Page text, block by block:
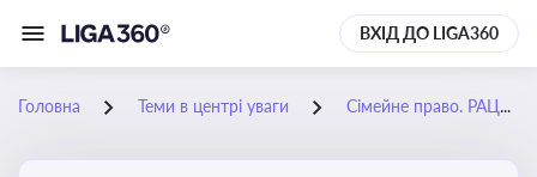
ВХІД ДО LIGA360
Головна Теми в центрі уваги Сімейне право. РАЦС. Спадщина